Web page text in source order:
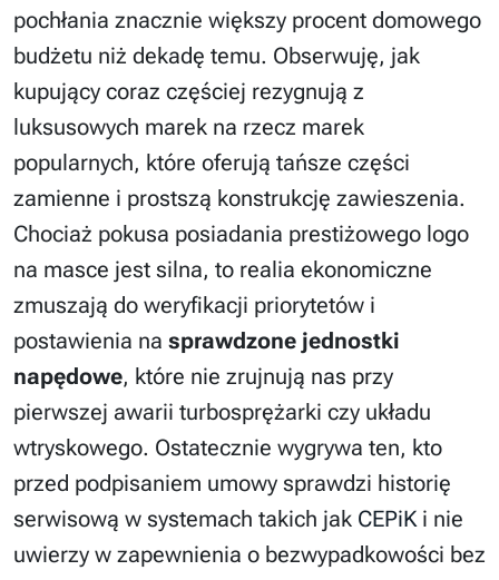
pochłania znacznie większy procent domowego
budżetu niż dekadę temu. Obserwuję, jak
kupujący coraz częściej rezygnują z
luksusowych marek na rzecz marek
popularnych, które oferują tańsze części
zamienne i prostszą konstrukcję zawieszenia.
Chociaż pokusa posiadania prestiżowego logo
na masce jest silna, to realia ekonomiczne
zmuszają do weryfikacji priorytetów i
postawienia na sprawdzone jednostki
napędowe, które nie zrujnują nas przy
pierwszej awarii turbosprężarki czy układu
wtryskowego. Ostatecznie wygrywa ten, kto
przed podpisaniem umowy sprawdzi historię
serwisową w systemach takich jak CEPiKi nie
uwierzy w zapewnienia o bezwypadkowości bez